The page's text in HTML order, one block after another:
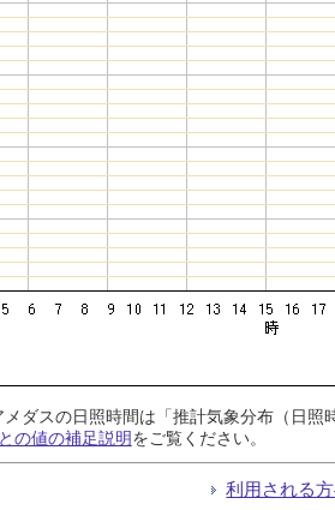
ダスの日照時間は「推計気象分布（日
の値の補足説明をご覧ください。
利用される